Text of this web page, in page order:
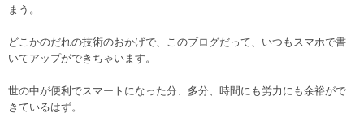
まう。
どこかのだれの技術のおかげで、このブログだって、いつもスマホで書
いてアップができちゃいます。
世の中が便利でスマートになった分、多分、時間にも労力にも余裕がで
きているはず。